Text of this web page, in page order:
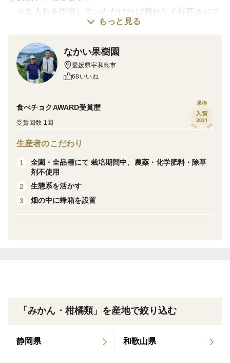
※名入れを指定していただければ漏れなく対応させて
させていただきます
【特記事項記入例】
苗字 名前
愛媛県より直送！栽培期間中一切農薬・化学肥料・除草
んです。「なかい果樹園」の極早生みかんは９月から１
０月末頃に収穫する温州みかんで、酸味が少なく、まだ
残暑の残る今頃だと爽やかさが口の中で広がる優しい味
５℃程度）保存してください。保存している間、カビが
破棄してください。
もっと見る
なかい果樹園
愛媛県宇和島市
68いいね
食べチョクAWARD受賞歴
受賞回数 1回
果物
生産者のこだわり
1
全園・全品種にて 栽培期間中、農薬・化学肥料・除草
剤不使用
2
生態系を活かす
3
畑の中に蜂箱を設置
「みかん・柑橘類」を産地で絞り込む
静岡県 和歌山県